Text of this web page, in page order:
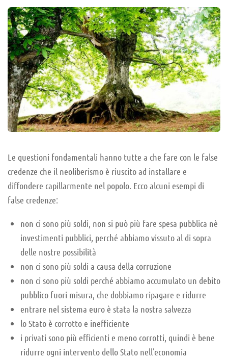
Le questioni fondamentali hanno tutte a che fare con le false
credenze che il neoliberismo è riuscito ad installare e
diffondere capillarmente nel popolo. Ecco alcuni esempi di
false credenze:
non ci sono più soldi, non si può più fare spesa pubblica nè
investimenti pubblici, perché abbiamo vissuto al di sopra
delle nostre possibilità
non ci sono più soldi a causa della corruzione
non ci sono più soldi perché abbiamo accumulato un debito
pubblico fuori misura, che dobbiamo ripagare e ridurre
entrare nel sistema euro è stata la nostra salvezza
lo Stato è corrotto e inefficiente
i privati sono più efficienti e meno corrotti, quindi è bene
ridurre ogni intervento dello Stato nell’economia